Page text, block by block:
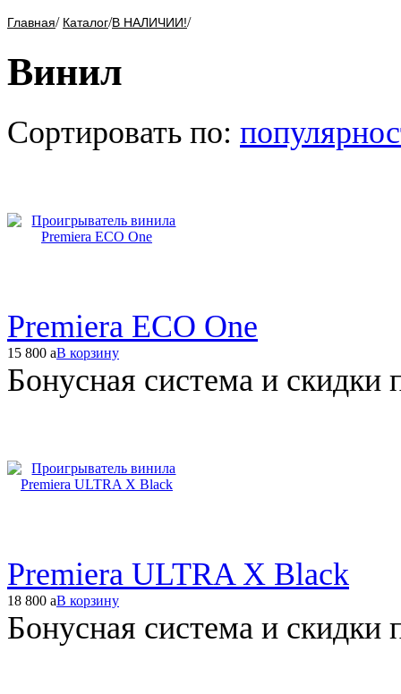
Главная/ Каталог/В НАЛИЧИИ!/
Винил
Сортировать по:
Premiera ECO One
15 800 aВ корзину
Бонусная система и скидки
Premiera ULTRA X Black
18 800 aВ корзину
Бонусная система и скидки